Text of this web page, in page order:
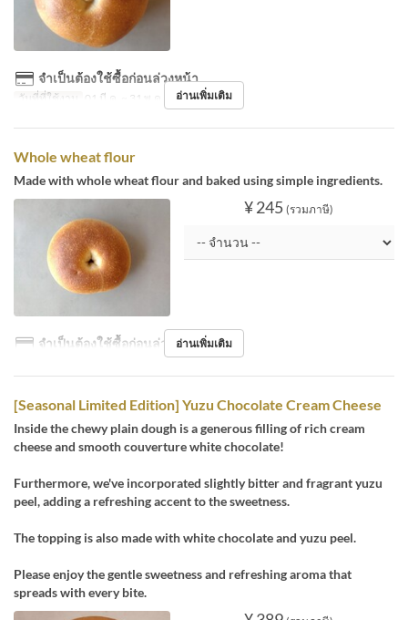
จำเป็นต้องใช้ซื้อก่อนล่วงหน้า
วันที่ที่ใช้งาน 01 มี.ค. ~ 31 พ.ค. อ่านเพิ่มเติม
Whole wheat flour
Made with whole wheat flour and baked using simple ingredients.
¥ 245 (รวมภาษี)
จำเป็นต้องใช้ซื้อก่อนล่วงหน้าอ่านเพิ่มเติม
[Seasonal Limited Edition] Yuzu Chocolate Cream Cheese
Inside the chewy plain dough is a generous filling of rich cream
cheese and smooth couverture white chocolate!
Furthermore, we've incorporated slightly bitter and fragrant yuzu
peel, adding a refreshing accent to the sweetness.
The topping is also made with white chocolate and yuzu peel.
Please enjoy the gentle sweetness and refreshing aroma that
spreads with every bite.